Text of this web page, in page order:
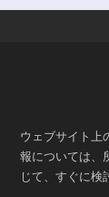
ウェブサイト上
報については、
じて、すぐに検